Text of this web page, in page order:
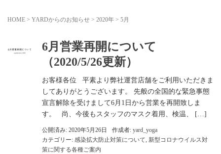
HOME > YARDからのお知らせ > 2020年 > 5月
6月営業再開について
（2020/5/26更新）
お客様各位 平素より弊社運営店舗をご利用いただきま
してありがとうございます。 先般の全国的な緊急事態
宣言解除を受けまして6月1日から営業を再開致しま
す。 尚、今後もスタッフのマスク着用、検温、 […]
公開済み: 2020年5月26日 作成者: yard_yoga
カテゴリー: 感染拡大防止対策について, 新型コロナウイルス対
策に関する各種ご案内